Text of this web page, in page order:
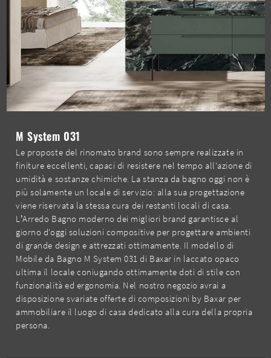
M System 031
Le proposte del rinomato brand sono sempre realizzate in
finiture eccellenti, capaci di resistere nel tempo all'azione di
umidità e sostanze chimiche. La stanza da bagno oggi non è
più solamente un locale di servizio: alla sua progettazione
viene riservata la stessa cura dei restanti locali di casa.
L’Arredo Bagno moderno dei migliori brand garantisce al
giorno d'oggi soluzioni compositive per progettare ambienti
di grande design e attrezzati ottimamente. Il modello di
Mobile da Bagno M System 031 di Baxar in laccato opaco
ultima il locale coniugando ottimamente doti di stile con
funzionalità ed ergonomia. Nel nostro negozio avrai a
disposizione svariate offerte di composizioni by Baxar per
ammobiliare il luogo di casa dedicato alla cura della propria
persona.